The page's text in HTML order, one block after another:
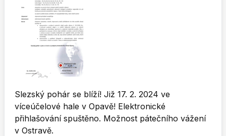
Slezský pohár se blíží! Již 17. 2. 2024 ve
víceúčelové hale v Opavě! Elektronické
přihlašování spuštěno. Možnost pátečního vážení
v Ostravě.